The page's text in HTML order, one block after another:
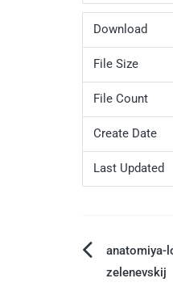
Download
File Size
File Count
Create Date
Last Updated
anatomiya-
zelenevskij